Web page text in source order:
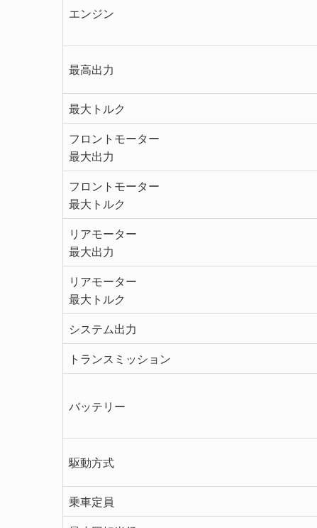
エンジン
最高出力
最大トルク
フロントモーター
最大出力
フロントモーター
最大トルク
リアモーター
最大出力
リアモーター
最大トルク
システム出力
トランスミッション
バッテリー
駆動方式
乗車定員